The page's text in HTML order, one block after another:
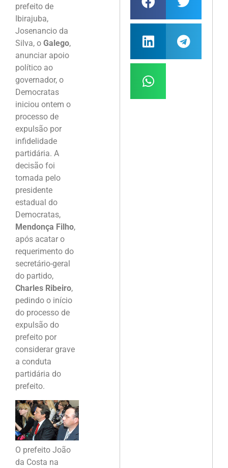
prefeito de
Ibirajuba,
Josenancio da
Silva, o Galego,
anunciar apoio
político ao
governador, o
Democratas
iniciou ontem o
processo de
expulsão por
infidelidade
partidária. A
decisão foi
tomada pelo
presidente
estadual do
Democratas,
Mendonça Filho,
após acatar o
requerimento do
secretário-geral
do partido,
Charles Ribeiro,
pedindo o início
do processo de
expulsão do
prefeito por
considerar grave
a conduta
partidária do
prefeito.
O prefeito João
da Costa na